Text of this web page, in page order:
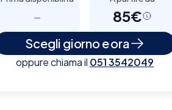
- 85€
Scegli giorno e ora
oppure chiama il 051 3542049